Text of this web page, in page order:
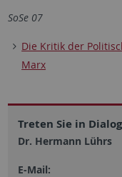
SoSe 07
Die Kritik der
Marx
Treten Sie in Dialog
Dr. Hermann Lührs
E-Mail: